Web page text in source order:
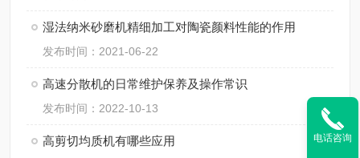
湿法纳米砂磨机精细加工对陶瓷颜料性能的作用
发布时间：2021-06-22
高速分散机的日常维护保养及操作常识
发布时间：2022-10-13
高剪切均质机有哪些应用 电话咨询